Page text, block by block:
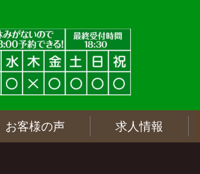
お客様の声 求人情報